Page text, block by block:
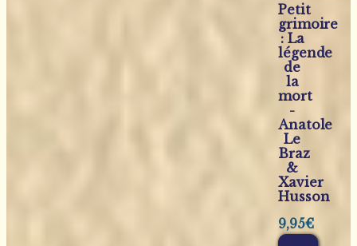
Petit
grimoire
: La
légende
de
la
mort
-
Anatole
Le
Braz
&
Xavier
Husson
9,95€